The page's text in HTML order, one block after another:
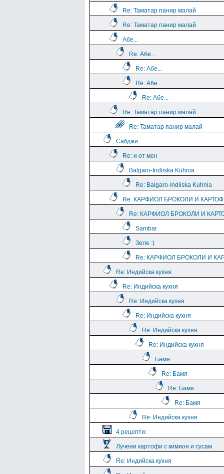
Re: Таматар панир малай
Re: Таматар панир малай
Абе...
Re: Абе...
Re: Абе...
Re: Абе...
Re: Абе...
Re: Таматар панир малай
Re: Таматар панир малай
Сабджи
Re: и от мен
Balgaro-Indiiska Kuhnia
Re: Balgaro-Indiiska Kuhnia
Re: КАРФИОЛ БРОКОЛИ И
Re: КАРФИОЛ БРОКОЛИ И
Sambar
Зеле :)
Re: КАРФИОЛ БРОКОЛИ И
Re: Индийска кухня
Re: Индийска кухня
Re: Индийска кухня
Re: Индийска кухня
Re: Индийска кухня
Re: Индийска кухня
Бамя
Re: Бамя
Re: Бамя
Re: Бамя
Re: Индийска кухня
4 рецепти:
Лучени картофи с кимион и сусам
Re: Индийска кухня